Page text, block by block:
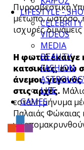
LIFESTYLE -
CELEBRITY
VIDEOS
MEDIA
BEAUTY
FASHION
LIFE
GAMES
Πυροσβεστική
μέτωπο, ωστόσο,
ισχυρές
Η φωτιά έκαιγε
κατοικίες, ενώ
άνεμοι,
στις αρχές.
εστάλη μήνυμα
Παλαιάς Φώκαιας
να